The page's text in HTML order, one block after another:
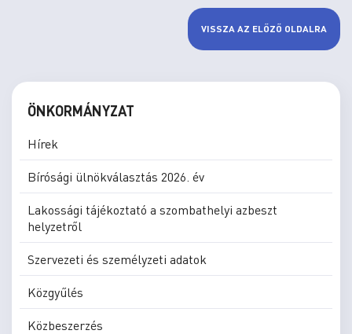
VISSZA AZ ELŐZŐ OLDALRA
ÖNKORMÁNYZAT
Hírek
Bírósági ülnökválasztás 2026. év
Lakossági tájékoztató a szombathelyi azbeszt
helyzetről
Szervezeti és személyzeti adatok
Közgyűlés
Közbeszerzés